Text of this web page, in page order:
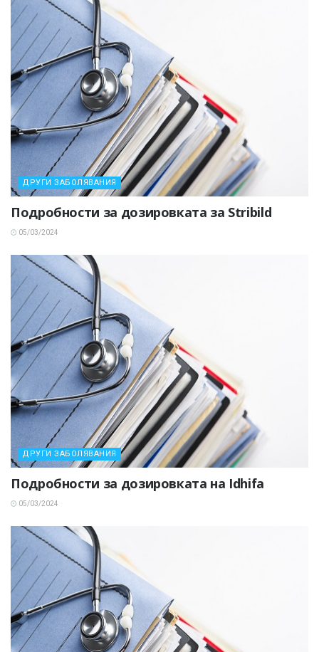
ДРУГИ ЗАБОЛЯВАНИЯ
Подробности за дозировката за Stribild
05/03/2024
ДРУГИ ЗАБОЛЯВАНИЯ
Подробности за дозировката на Idhifa
05/03/2024